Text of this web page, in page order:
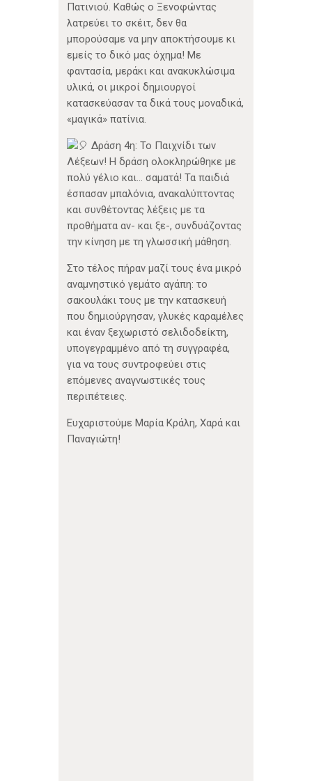
Πατινιού. Καθώς ο Ξενοφώντας
λατρεύει το σκέιτ, δεν θα
μπορούσαμε να μην αποκτήσουμε κι
εμείς το δικό μας όχημα! Με
φαντασία, μεράκι και ανακυκλώσιμα
υλικά, οι μικροί δημιουργοί
κατασκεύασαν τα δικά τους μοναδικά,
«μαγικά» πατίνια.
Δράση 4η: Το Παιχνίδι των
Λέξεων! Η δράση ολοκληρώθηκε με
πολύ γέλιο και… σαματά! Τα παιδιά
έσπασαν μπαλόνια, ανακαλύπτοντας
και συνθέτοντας λέξεις με τα
προθήματα αν- και ξε-, συνδυάζοντας
την κίνηση με τη γλωσσική μάθηση.
Στο τέλος πήραν μαζί τους ένα μικρό
αναμνηστικό γεμάτο αγάπη: το
σακουλάκι τους με την κατασκευή
που δημιούργησαν, γλυκές καραμέλες
και έναν ξεχωριστό σελιδοδείκτη,
υπογεγραμμένο από τη συγγραφέα,
για να τους συντροφεύει στις
επόμενες αναγνωστικές τους
περιπέτειες.
Ευχαριστούμε Μαρία Κράλη, Χαρά και
Παναγιώτη!